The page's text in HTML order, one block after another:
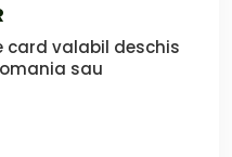
card valabil deschis
sau